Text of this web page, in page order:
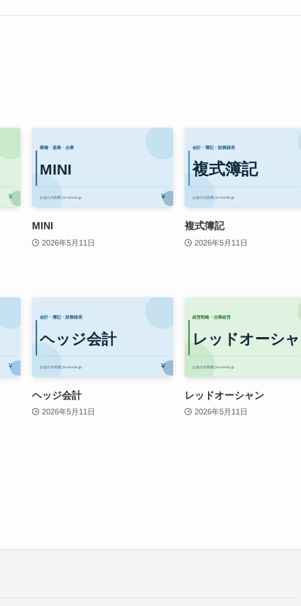
MINI
2026年5月11日
複式簿記
2026年5月11日
ヘッジ会計
2026年5月11日
レッドオーシャン
2026年5月11日